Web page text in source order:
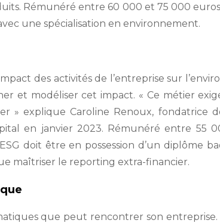
Rémunéré entre 60 000 et 75 000
une spécialisation en environnement.
des activités de l’entreprise sur
et modéliser cet impact. « Ce métier
» explique Caroline Renoux, fondatrice
en janvier 2023. Rémunéré entre 55
doit être en possession d’un diplôme
maîtriser le reporting extra-financier.
que peut rencontrer son